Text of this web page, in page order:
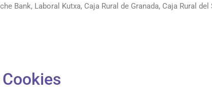
Bank, Laboral Kutxa, Caja Rural de Granada, Caja Rural